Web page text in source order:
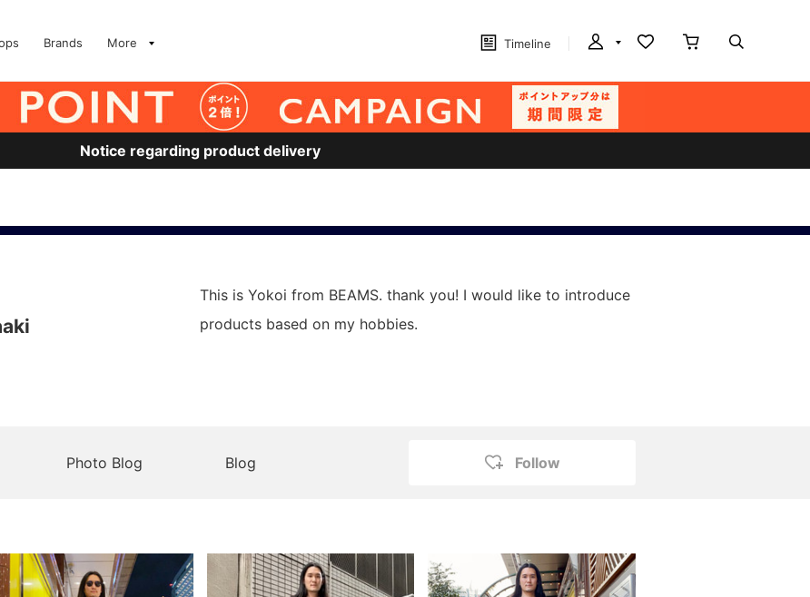
Brands More Timeline
Notice regarding product delivery
This is Yokoi from BEAMS. thank you! I would like to introduce
products based on my hobbies.
Photo Blog Blog Follow